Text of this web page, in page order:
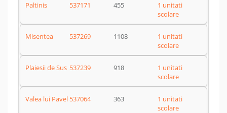
Paltinis 537171 455
1 unitati
scolare
Misentea 537269 1108
1 unitati
scolare
Plaiesii de Sus 537239 918
1 unitati
scolare
Valea lui Pavel 537064 363
1 unitati
scolare